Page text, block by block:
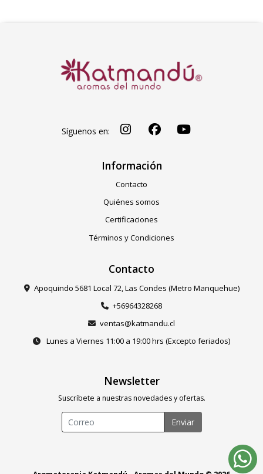
Síguenos en:
Información
Contacto
Quiénes somos
Certificaciones
Términos y Condiciones
Contacto
Apoquindo 5681 Local 72, Las Condes (Metro Manquehue)
+56964328268
ventas@katmandu.cl
Lunes a Viernes 11:00 a 19:00 hrs (Excepto feriados)
Newsletter
Suscríbete a nuestras novedades y ofertas.
Enviar